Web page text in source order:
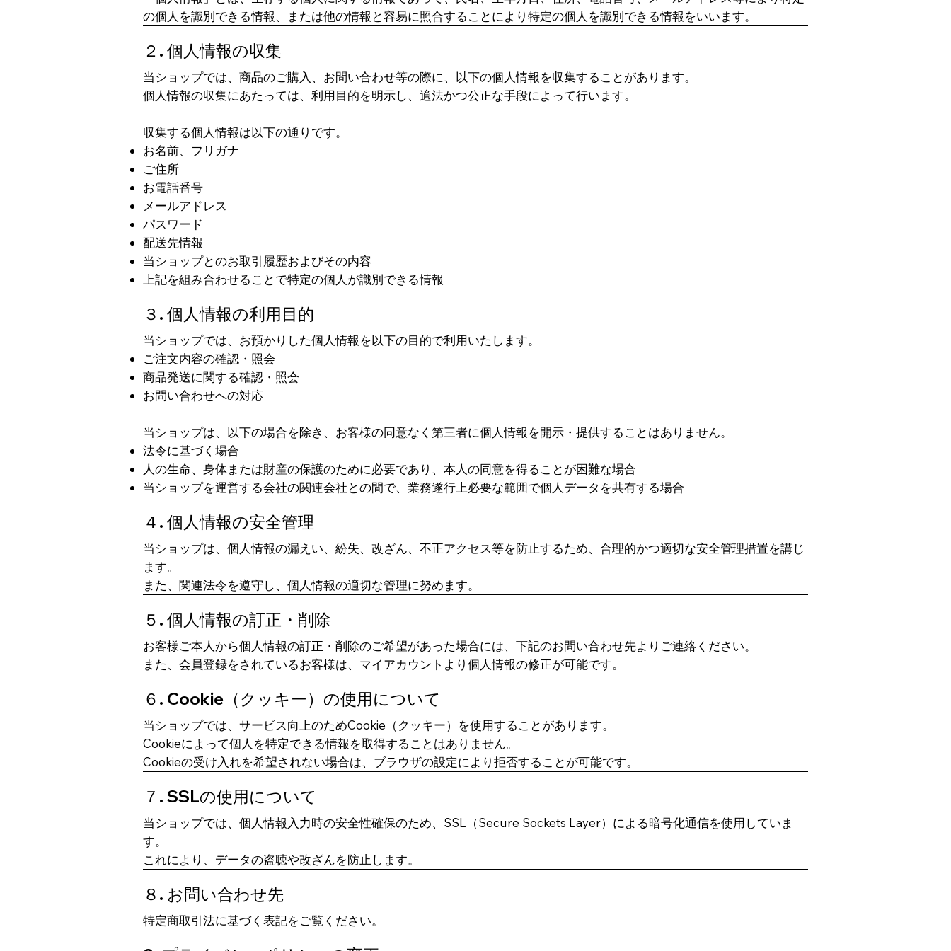
の個人を識別できる情報、または他の情報と容易に照合することにより特定の個人を識別できる情報をいいます。
２. 個人情報の収集
当ショップでは、商品のご購入、お問い合わせ等の際に、以下の個人情報を収集することがあります。
個人情報の収集にあたっては、利用目的を明示し、適法かつ公正な手段によって行います。
収集する個人情報は以下の通りです。
お名前、フリガナ
ご住所
お電話番号
メールアドレス
パスワード
配送先情報
当ショップとのお取引履歴およびその内容
上記を組み合わせることで特定の個人が識別できる情報
３. 個人情報の利用目的
当ショップでは、お預かりした個人情報を以下の目的で利用いたします。
ご注文内容の確認・照会
商品発送に関する確認・照会
お問い合わせへの対応
当ショップは、以下の場合を除き、お客様の同意なく第三者に個人情報を開示・提供することはありません。
法令に基づく場合
人の生命、身体または財産の保護のために必要であり、本人の同意を得ることが困難な場合
当ショップを運営する会社の関連会社との間で、業務遂行上必要な範囲で個人データを共有する場合
​４. 個人情報の安全管理
当ショップは、個人情報の漏えい、紛失、改ざん、不正アクセス等を防止するため、合理的かつ適切な安全管理措置を講じ
ます。
また、関連法令を遵守し、個人情報の適切な管理に努めます。
​５. 個人情報の訂正・削除
お客様ご本人から個人情報の訂正・削除のご希望があった場合には、下記のお問い合わせ先よりご連絡ください。
また、会員登録をされているお客様は、マイアカウントより個人情報の修正が可能です。
６. Cookie（クッキー）の使用について
当ショップでは、サービス向上のためCookie（クッキー）を使用することがあります。
Cookieによって個人を特定できる情報を取得することはありません。
Cookieの受け入れを希望されない場合は、ブラウザの設定により拒否することが可能です。
７. SSLの使用について
当ショップでは、個人情報入力時の安全性確保のため、SSL（Secure Sockets Layer）による暗号化通信を使用していま
す。
これにより、データの盗聴や改ざんを防止します。
​８. お問い合わせ先
特定商取引法に基づく表記をご覧ください。